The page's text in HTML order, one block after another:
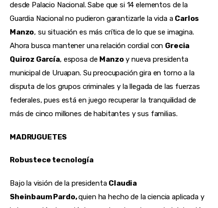
desde Palacio Nacional. Sabe que si 14 elementos de la
Guardia Nacional no pudieron garantizarle la vida a Carlos
Manzo, su situación es más crítica de lo que se imagina.
Ahora busca mantener una relación cordial con Grecia
Quiroz García, esposa de Manzo y nueva presidenta
municipal de Uruapan. Su preocupación gira en torno a la
disputa de los grupos criminales y la llegada de las fuerzas
federales, pues está en juego recuperar la tranquilidad de
más de cinco millones de habitantes y sus familias.
MADRUGUETES
Robustece tecnología
Bajo la visión de la presidenta Claudia
Sheinbaum Pardo,quien ha hecho de la ciencia aplicada y